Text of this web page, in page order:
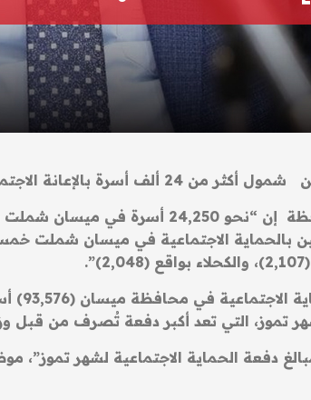
بالإعانة الاجتماعية.
التي تعد أكبر دفعة تُصرف من قبل وزارة
دفعة الحماية الاجتماعية لشهر تموز”،